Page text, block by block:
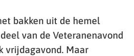
bakken uit de hemel
van de Veteranenavond
vrijdagavond. Maar